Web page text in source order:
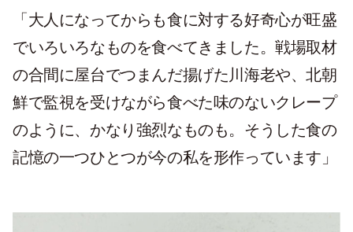
「大人になってからも食に対する好奇心が旺盛
でいろいろなものを食べてきました。戦場取材
の合間に屋台でつまんだ揚げた川海老や、北朝
鮮で監視を受けながら食べた味のないクレープ
のように、かなり強烈なものも。そうした食の
記憶の一つひとつが今の私を形作っています」